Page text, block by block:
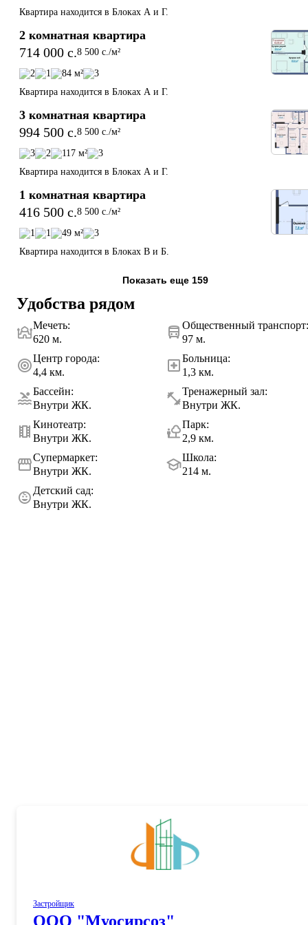
Квартира находится в Блоках А и Г.
2 комнатная квартира
714 000 c.8 500 c./м²
2 1 84 м²
3
Квартира находится в Блоках А и Г.
3 комнатная квартира
994 500 c.8 500 c./м²
3 2 117 м²
3
Квартира находится в Блоках А и Г.
1 комнатная квартира
416 500 c.8 500 c./м²
1 1 49 м²
3
Квартира находится в Блоках В и Б.
Показать еще 159
Удобства рядом
Мечеть:
620 м.
Общественный транспорт:
97 м.
Центр города:
4,4 км.
Больница:
1,3 км.
Бассейн:
Внутри ЖК.
Тренажерный зал:
Внутри ЖК.
Кинотеатр:
Внутри ЖК.
Парк:
2,9 км.
Супермаркет:
Внутри ЖК.
Школа:
214 м.
Детский сад:
Внутри ЖК.
Застройщик
ООО "Муосирсоз"